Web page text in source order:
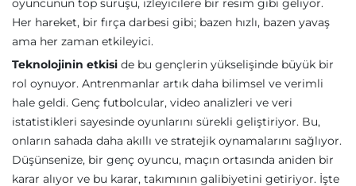
oyuncunun top sürüşü, izleyicilere bir resim gibi geliyor.
Her hareket, bir fırça darbesi gibi; bazen hızlı, bazen yavaş
ama her zaman etkileyici.
Teknolojinin etkisi de bu gençlerin yükselişinde büyük bir
rol oynuyor. Antrenmanlar artık daha bilimsel ve verimli
hale geldi. Genç futbolcular, video analizleri ve veri
istatistikleri sayesinde oyunlarını sürekli geliştiriyor. Bu,
onların sahada daha akıllı ve stratejik oynamalarını sağlıyor.
Düşünsenize, bir genç oyuncu, maçın ortasında aniden bir
karar alıyor ve bu karar, takımının galibiyetini getiriyor. İşte